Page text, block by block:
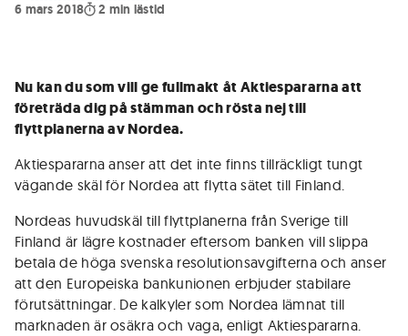
6 mars 2018
2 min lästid
Nu kan du som vill ge fullmakt åt Aktiespararna att
företräda dig på stämman och rösta nej till
flyttplanerna av Nordea.
Aktiespararna anser att det inte finns tillräckligt tungt
vägande skäl för Nordea att flytta sätet till Finland.
Nordeas huvudskäl till flyttplanerna från Sverige till
Finland är lägre kostnader eftersom banken vill slippa
betala de höga svenska resolutionsavgifterna och anser
att den Europeiska bankunionen erbjuder stabilare
förutsättningar. De kalkyler som Nordea lämnat till
marknaden är osäkra och vaga, enligt Aktiespararna.